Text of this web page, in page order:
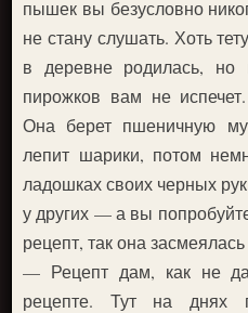
пышек вы безусловно
не стану слушать. Хоть
в деревне родилась, но
пирожков вам не
Она берет пшеничную
лепит шарики, потом
ладошках своих черных
у других — а вы
рецепт, так она
— Рецепт дам, как не
рецепте. Тут на днях